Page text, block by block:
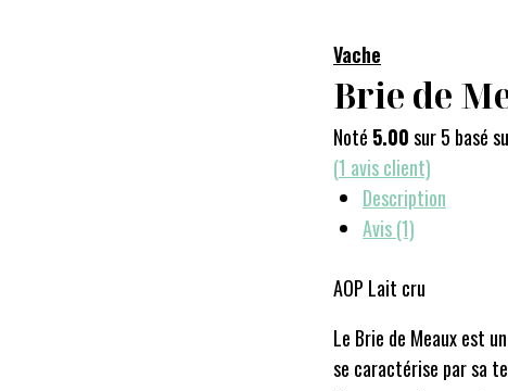
Vache
Brie de
Noté 5.00sur 5 basé
(1 avis client)
Description
Avis (1)
AOP Lait cru
Le Brie de Meaux est
se caractérise par sa